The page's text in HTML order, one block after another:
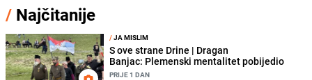
/ Najčitanije
/JA MISLIM
S ove strane Drine | Dragan
Banjac: Plemenski mentalitet pobijedio
PRIJE 1 DAN